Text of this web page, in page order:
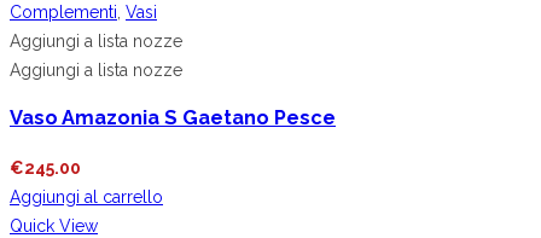
Complementi Vasi
Aggiungi a lista nozze
Aggiungi a lista nozze
Vaso Amazonia S Gaetano Pesce
€245.00
Aggiungi al carrello
Quick View